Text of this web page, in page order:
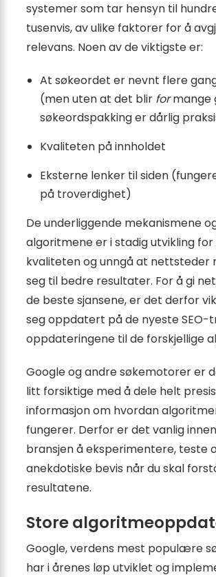
systemer som tar hensyn til
tusenvis, av ulike faktorer for å
relevans. Noen av de viktigste er:
At søkeordet er nevnt flere
(men uten at det blir formange
søkeordspakking er dårlig
Kvaliteten på innholdet
Eksterne lenker til siden
på troverdighet)
De underliggende mekanismene
algoritmene er i stadig utvikling for
kvaliteten og unngå at nettsteder
seg til bedre resultater. For å gi
de beste sjansene, er det derfor
seg oppdatert på de nyeste SEO-
oppdateringene til de forskjellige
Google og andre søkemotorer er
litt forsiktige med å dele helt presis
informasjon om hvordan
fungerer. Derfor er det vanlig
bransjen å eksperimentere, teste
anekdotiske bevis når du skal
resultatene.
Store
Google, verdens mest populære
har i årenes løp utviklet og